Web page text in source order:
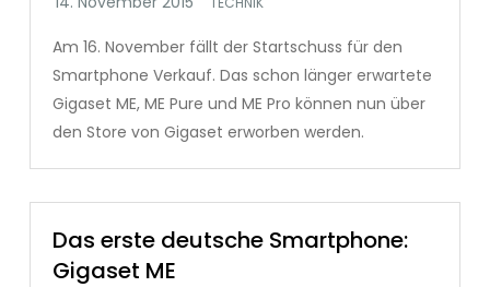
Am 16. November fällt der Startschuss für den
Smartphone Verkauf. Das schon länger erwartete
Gigaset ME, ME Pure und ME Pro können nun über
den Store von Gigaset erworben werden.
Das erste deutsche Smartphone:
Gigaset ME